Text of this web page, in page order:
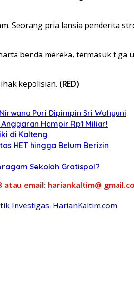
Seorang pria lansia penderita
benda mereka, termasuk
kepolisian. (RED)
Puri Dipimpin Sri Wahyuni
Hampir Rp1 Miliar!
di Kalteng
HET hingga Belum Berizin
Sekolah Gratispol?
atau email: hariankaltim@